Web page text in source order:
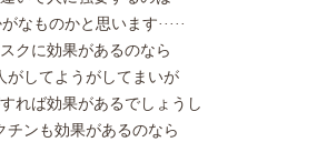
なものかと思います·····
クに効果があるのなら
がしてようがしてまいが
れば効果があるでしょうし
チンも効果があるのなら